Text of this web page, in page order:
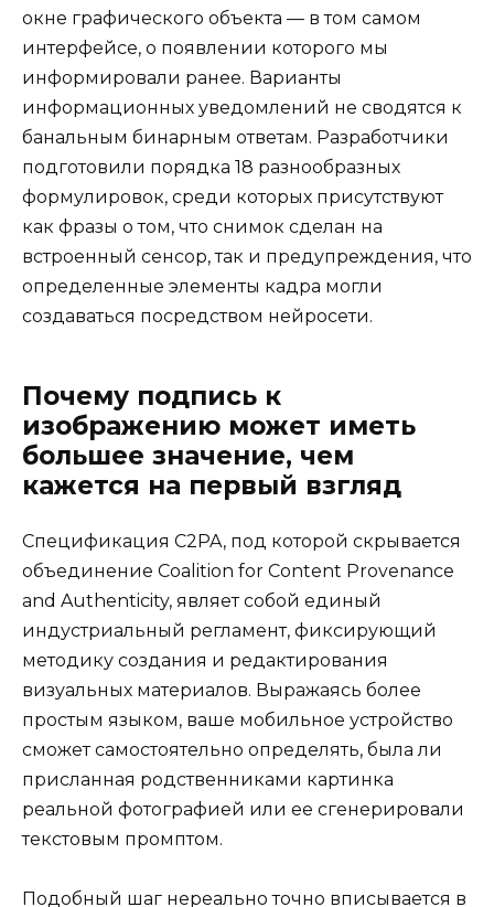
окне графического объекта — в том самом
интерфейсе, о появлении которого мы
информировали ранее. Варианты
информационных уведомлений не сводятся к
банальным бинарным ответам. Разработчики
подготовили порядка 18 разнообразных
формулировок, среди которых присутствуют
как фразы о том, что снимок сделан на
встроенный сенсор, так и предупреждения, что
определенные элементы кадра могли
создаваться посредством нейросети.
Почему подпись к
изображению может иметь
большее значение, чем
кажется на первый взгляд
Спецификация C2PA, под которой скрывается
объединение Coalition for Content Provenance
and Authenticity, являет собой единый
индустриальный регламент, фиксирующий
методику создания и редактирования
визуальных материалов. Выражаясь более
простым языком, ваше мобильное устройство
сможет самостоятельно определять, была ли
присланная родственниками картинка
реальной фотографией или ее сгенерировали
текстовым промптом.
Подобный шаг нереально точно вписывается в